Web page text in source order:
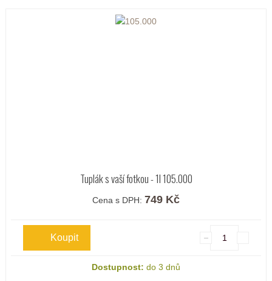
Tuplák s vaší fotkou - 1l 105.000
Cena s DPH: 749 Kč
Dostupnost: do 3 dnů